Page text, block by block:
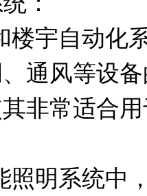
通风等设
非常适合